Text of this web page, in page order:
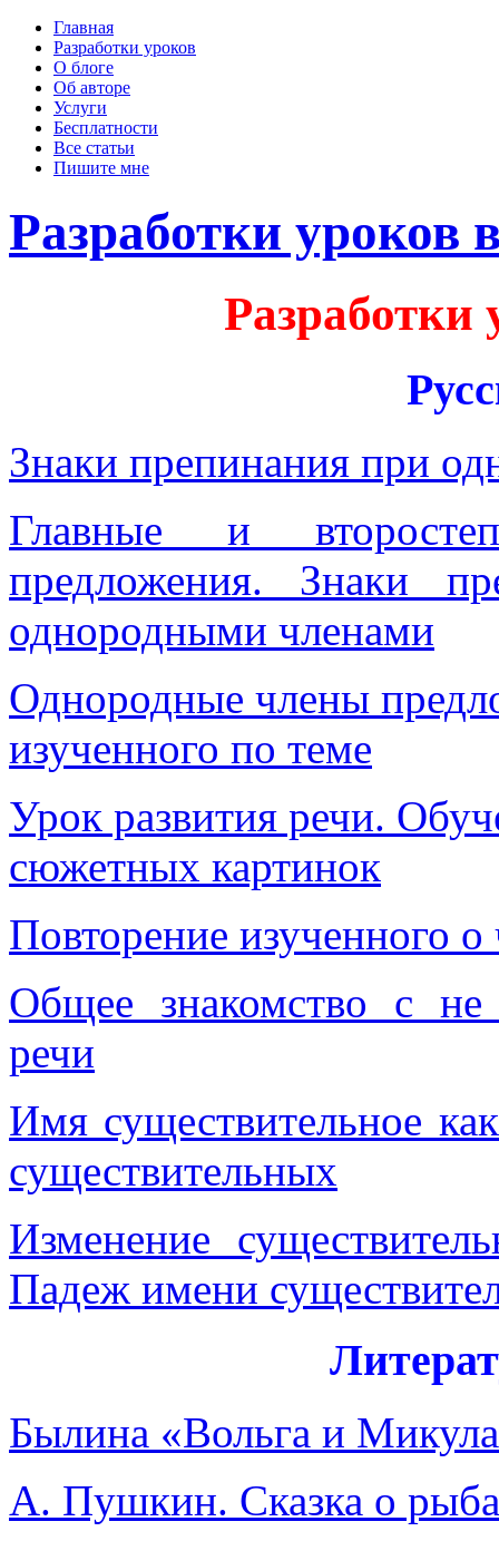
Главная
Разработки уроков
О блоге
Об авторе
Услуги
Бесплатности
Все статьи
Пишите мне
Разработки уроков
Разработки
Знаки препинания при
Главные и
предложения. Знаки
однородными членами
Однородные члены
изученного по теме
Урок развития речи.
сюжетных картинок
Повторение изученного о
Общее знакомство с не
речи
Имя существительное
существительных
Изменение
Падеж имени
Былина «Вольга и
А. Пушкин. Сказка о